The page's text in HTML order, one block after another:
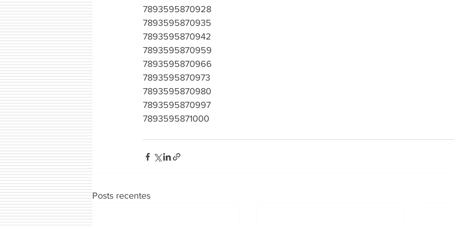
7893595870928
7893595870935
7893595870942
7893595870959
7893595870966
7893595870973
7893595870980
7893595870997
7893595871000
Posts recentes